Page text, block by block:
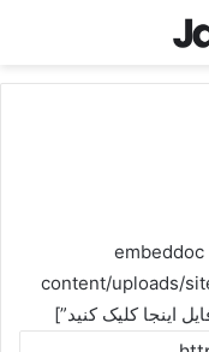
content/uploads/